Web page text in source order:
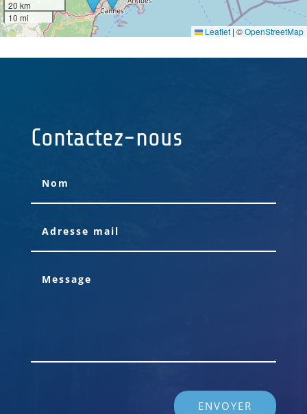
20 km
10 mi
Leaflet | ©OpenStreetMap
Contactez-nous
ENVOYER